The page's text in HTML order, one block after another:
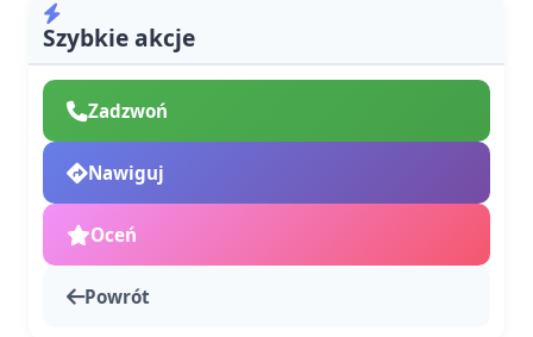
Szybkie akcje
Zadzwoń
Nawiguj
Oceń
Powrót